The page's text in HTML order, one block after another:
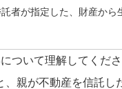
者が指定した、財産から
ついて理解してくだ
、親が不動産を信託し